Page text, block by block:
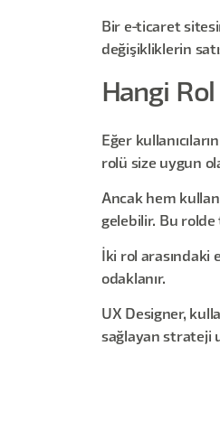
Bir e-ticaret
değişikliklerin
Hangi
Eğer
rolü size uygun
Ancak hem
gelebilir. Bu rolde
İki rol
odaklanır.
UX Designer,
sağlayan strateji